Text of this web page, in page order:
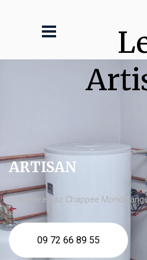
ARTISAN
chaudière gaz Chappee
09 72 66 89 55